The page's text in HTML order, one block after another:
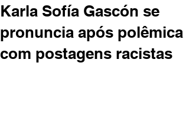
Karla Sofía Gascón se
pronuncia após polêmica
com postagens racistas